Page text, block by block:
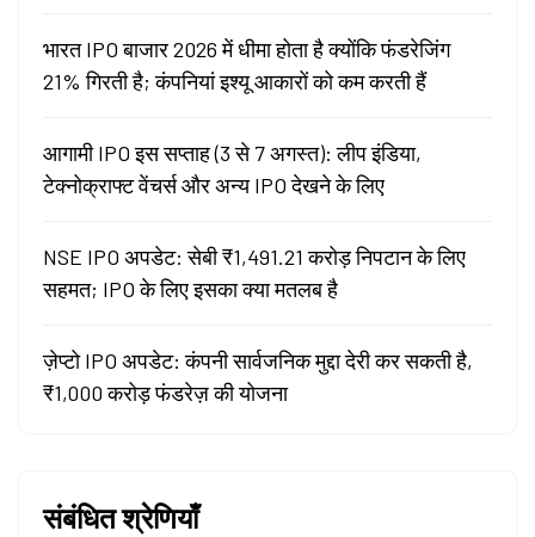
भारत IPO बाजार 2026 में धीमा होता है क्योंकि फंडरेजिंग
21% गिरती है; कंपनियां इश्यू आकारों को कम करती हैं
आगामी IPO इस सप्ताह (3 से 7 अगस्त): लीप इंडिया,
टेक्नोक्राफ्ट वेंचर्स और अन्य IPO देखने के लिए
NSE IPO अपडेट: सेबी ₹1,491.21 करोड़ निपटान के लिए
सहमत; IPO के लिए इसका क्या मतलब है
ज़ेप्टो IPO अपडेट: कंपनी सार्वजनिक मुद्दा देरी कर सकती है,
₹1,000 करोड़ फंडरेज़ की योजना
संबंधित श्रेणियाँ